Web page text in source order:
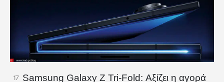
17 Samsung Galaxy Z Tri-Fold: Αξίζει η αγορά